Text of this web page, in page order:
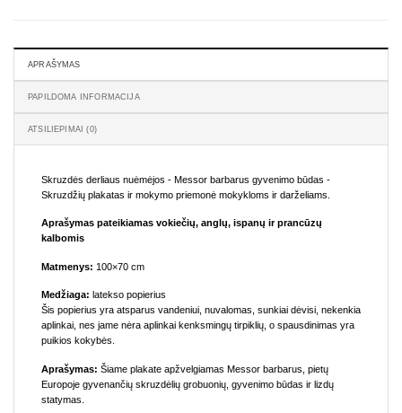
APRAŠYMAS
PAPILDOMA INFORMACIJA
ATSILIEPIMAI (0)
Skruzdės derliaus nuėmėjos - Messor barbarus gyvenimo būdas -
Skruzdžių plakatas ir mokymo priemonė mokykloms ir darželiams.
Aprašymas pateikiamas vokiečių, anglų, ispanų ir prancūzų
kalbomis
Matmenys: 100×70 cm
Medžiaga: latekso popierius
Šis popierius yra atsparus vandeniui, nuvalomas, sunkiai dėvisi, nekenkia
aplinkai, nes jame nėra aplinkai kenksmingų tirpiklių, o spausdinimas yra
puikios kokybės.
Aprašymas: Šiame plakate apžvelgiamas Messor barbarus, pietų
Europoje gyvenančių skruzdėlių grobuonių, gyvenimo būdas ir lizdų
statymas.